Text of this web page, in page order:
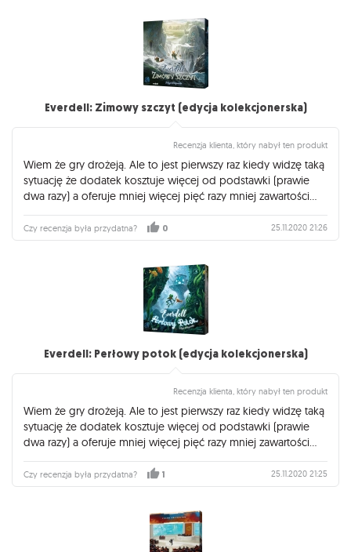
Everdell: Zimowy szczyt (edycja kolekcjonerska)
Recenzja klienta, który nabył ten produkt
Wiem że gry drożeją. Ale to jest pierwszy raz kiedy widzę taką
sytuację że dodatek kosztuje więcej od podstawki (prawie
dwa razy) a oferuje mniej więcej pięć razy mniej zawartości...
Czy recenzja była przydatna? 0 25.11.2020 21:26
Everdell: Perłowy potok (edycja kolekcjonerska)
Recenzja klienta, który nabył ten produkt
Wiem że gry drożeją. Ale to jest pierwszy raz kiedy widzę taką
sytuację że dodatek kosztuje więcej od podstawki (prawie
dwa razy) a oferuje mniej więcej pięć razy mniej zawartości...
Czy recenzja była przydatna? 1 25.11.2020 21:25